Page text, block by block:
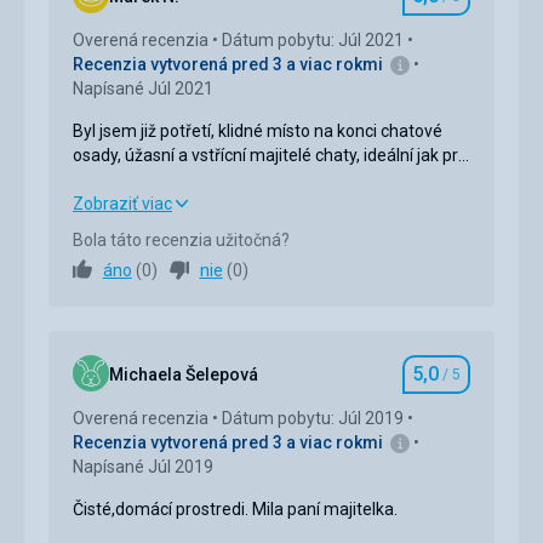
Hodnotenie
Overená recenzia
Dátum pobytu: Júl 2021
Recenzia vytvorená pred 3 a viac rokmi
Napísané Júl 2021
Byl jsem již potřetí, klidné místo na konci chatové
osady, úžasní a vstřícní majitelé chaty, ideální jak pro
tak i jako klidné místo pro přenocování a celodenní
Tatrách či Slovenskem ráji.
Byl jsem již potřetí, klidné místo na konci chatové
rodiny s dětmi, krásná a upravena přilehlá zahrada,
tak i jako klidné místo pro přenocování a celodenní
Strava 5,0/ 5
Ubytovanie
Okolie
Služby
Zobraziť viac
Bola táto recenzia užitočná?
áno (0) nie (0)
Michaela Šelepová Hodnotenie
5,0 / 5
Overená recenzia
Dátum pobytu: Júl 2019
Recenzia vytvorená pred 3 a viac rokmi
Napísané Júl 2019
Čisté,domácí prostredi. Mila paní majitelka.